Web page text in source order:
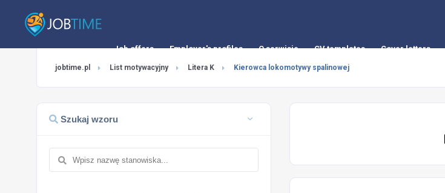
Job offers Employer's profiles O serwisie CV templates Cover letters
jobtime.pl List motywacyjny Litera K Kierowca lokomotywy spalinowej
Szukaj wzoru